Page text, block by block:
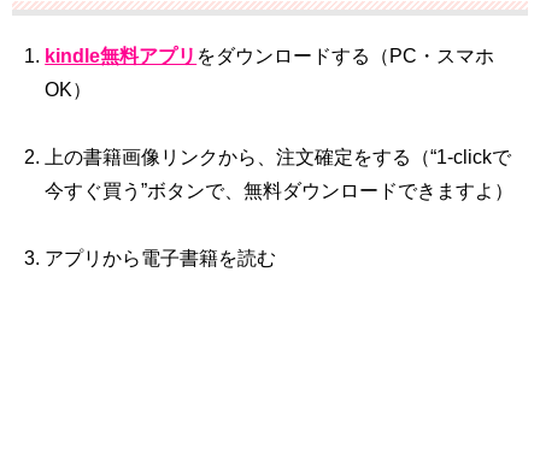
kindle無料アプリ をダウンロードする（PC・スマホ
OK）
上の書籍画像リンクから、注文確定をする（“1‐clickで
今すぐ買う”ボタンで、無料ダウンロードできますよ）
アプリから電子書籍を読む